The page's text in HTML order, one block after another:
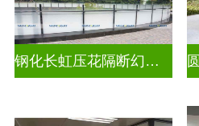
钢化长虹压花隔断幻彩炫彩渐变玻璃